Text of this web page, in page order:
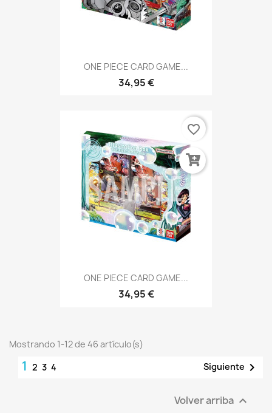
ONE PIECE CARD GAME...
34,95 €
ONE PIECE CARD GAME...
34,95 €
favorite_border
Mostrando 1-12 de 46 artículo(s)
1 2 3 4 Siguiente 
Volver arriba 